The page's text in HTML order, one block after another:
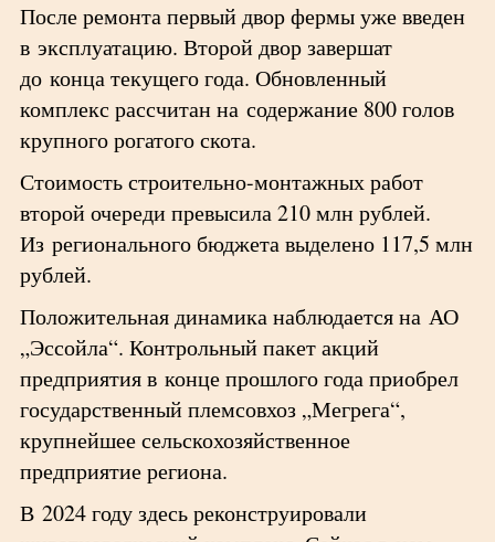
После ремонта первый двор фермы уже введен
в эксплуатацию. Второй двор завершат
до конца текущего года. Обновленный
комплекс рассчитан на содержание 800 голов
крупного рогатого скота.
Стоимость строительно-монтажных работ
второй очереди превысила 210 млн рублей.
Из регионального бюджета выделено 117,5 млн
рублей.
Положительная динамика наблюдается на АО
„Эссойла“. Контрольный пакет акций
предприятия в конце прошлого года приобрел
государственный племсовхоз „Мегрега“,
крупнейшее сельскохозяйственное
предприятие региона.
В 2024 году здесь реконструировали